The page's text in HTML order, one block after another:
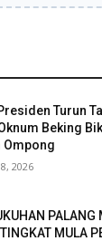
Turun
Beking
Ompong
2026
PALANG
MULA